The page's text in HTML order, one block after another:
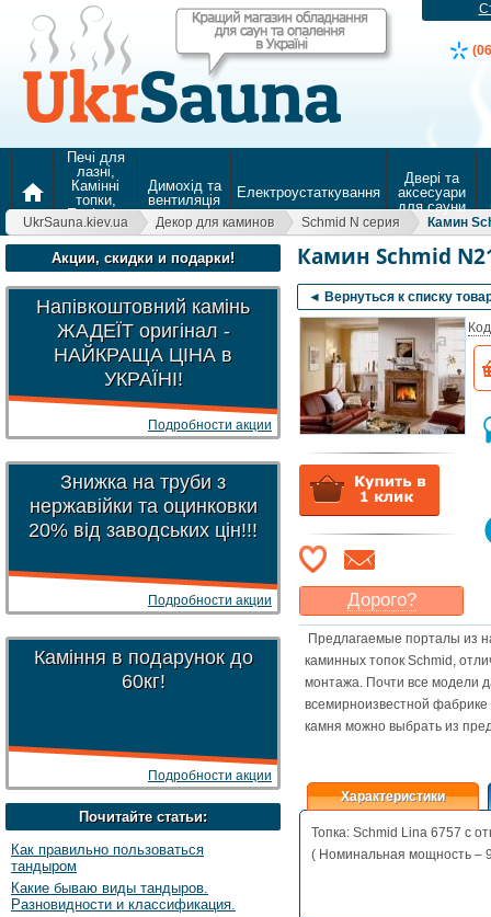
home
Печі для
лазні,
Камінні
топки,
Печі для
опалення
Димохід та
вентиляція
Електроустаткування
Двері та
аксесуари
для сауни
UkrSauna.kiev.ua Декор для каминов Schmid N серия Камин
Акции, скидки и подарки!
Напівкоштовний камінь
ЖАДЕЇТ оригінал -
НАЙКРАЩА ЦІНА в
УКРАЇНІ!
Подробности акции
Знижка на труби з
нержавійки та оцинковки
20% від заводських цін!!!
Подробности акции
Каміння в подарунок до
60кг!
Подробности акции
Почитайте статьи:
Как правильно пользоваться
тандыром
Какие бываю виды тандыров.
Разновидности и классификация.
Камин Schmid
◄ Вернуться к списку
Дорого?
Какая ценамогла бы
Вас устроить?
Указать цену
Предлагаемые порталы из
каминных топок Schmid,
монтажа. Почти все модели
всемирноизвестной фабрике
камня можно выбрать из
Характеристики
Топка: Schmid Lina 6757 с
( Номинальная мощность –